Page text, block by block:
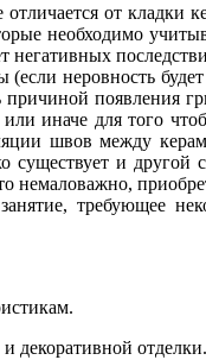
от кладки
необходимо
неровность
причиной появления
иначе для того
швов между
и другой
требующее